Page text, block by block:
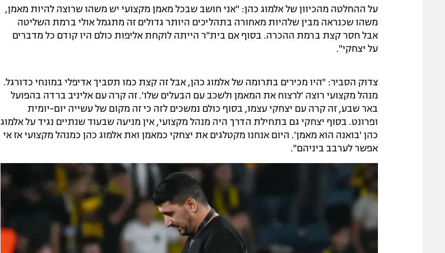
על ההחלטה מהכיוון של אלמוג כהן: "אני חושב שבכל מאמן מקצועי יש משהו שרוצה להיות מאמן,
משהו שכנראה מבין שלהיות מאחורה בתהליכים היותר גדולים זה מתגמל אולי ברמת השליטה
אבל חסר קצת ברמת ההכרה. בסוף אם בית"ר הייתה לוקחת אליפות כולם היו קודם כל מדברים
על יצחקי".
צדוק הסביר: "היו מכירים בתרומה של אלמוג כהן, אבל זה קצת כמו תסביך אדיפלי במונחי כדורגל.
מנהל מקצועי רוצה 'לרצוח את המאמן ולשכב עם הבעלים שלו'. זה קרה עם אליניב ברדה בהפועל
באר שבע, זה קרה עם יצחקי עצמו, בסוף כולם נמשכים לזה כי זה מקום של עשייה יום-יומית
ופרונט. בסוף יצחקי גם בתחילת הדרך היה מנהל מקצועי, אין מניעה שבעוד שנתיים נגיד על אלמוג
כהן 'בואנה הוא מאמן'. היום אנחנו מקטלגים את יצחקי כמאמן ואת אלמוג כהן כמנהל מקצועי אז אי
אפשר לערבב ביניהם".